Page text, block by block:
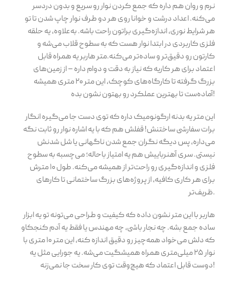
نرم و روان هم داره که جمع کردن نوار رو سریع و بدون دردسر
می‌کنه. اعداد درشت و خوانا روی هر دو طرف نوار چاپ شدن تا تو
هر شرایط نوری، اندازه‌گیری براتون راحت باشه. به‌علاوه، یه حلقه
فلزی کاربردی در ابتدا نوار هست که به سطوح قلاب می‌شه و
کارتون رو دقیق‌تر و ساده‌تر می‌کنه.متر هاربر یه همراه قابل
اعتماد برای هر کاریه که نیاز به دقت و دوام داره – از زمین‌های
بزرگ گرفته تا کارگاه‌های کوچک، این متر ۲۰ متری همیشه
آماده‌ست تا بهترین عملکرد رو بهتون نشون بده!
این متر یه بدنه ارگونومیک داره که توی دست جا می‌گیره انگار
برات سفارشی ساختنش! قفلش هم که با یه اشاره نوار رو ثابت نگه
می‌داره، پس دیگه نگران جمع شدن ناگهانی یا شل شدنش
نیستی. سری آهنرباییش هم یه امتیاز باحاله؛ می‌چسبه به سطوح
فلزی و اندازه‌گیری رو راحت‌تر از همیشه می‌کنه. طول ۱۰ مترش
برای هر کاری کافیه، از پروژه‌های بزرگ ساختمانی تا کارهای
ظریف‌تر.
هاربر با این متر نشون داده که کیفیت و طراحی می‌تونه تو یه ابزار
ساده جمع بشه. چه نجار باشی، چه مهندس یا فقط یه آدم کنجکاو
که دلش می‌خواد همه‌چیز رو دقیق اندازه کنه، این متر ۱۰ متری با
نوار ۲۵ میلی‌متری همراه همیشگیت می‌شه. یه جورایی مثل یه
دوست قابل اعتماد که هیچ‌وقت توی کار سخت جا نمی‌زنه!